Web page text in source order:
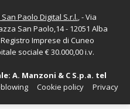
San Paolo Digital S.r.l., - Via
San Paolo,14 - 12051 Alba
Imprese di Cuneo
sociale € 30.000,00 i.v.
A. Manzoni & C S.p.a. tel
Privacy
Cookie policy